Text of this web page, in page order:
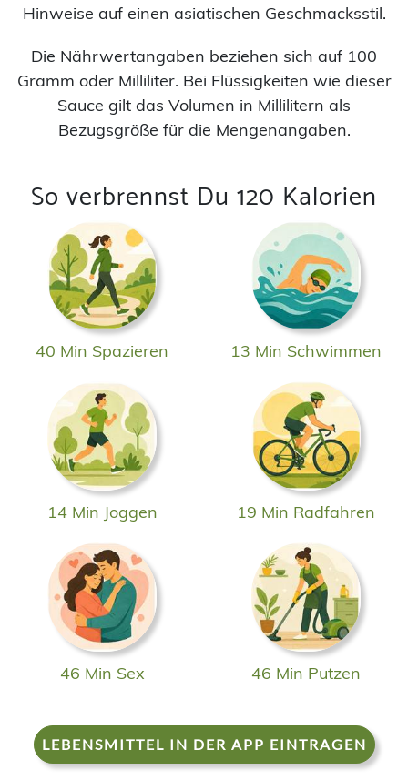
Hinweise auf einen asiatischen Geschmacksstil.
Die Nährwertangaben beziehen sich auf 100
Gramm oder Milliliter. Bei Flüssigkeiten wie dieser
Sauce gilt das Volumen in Millilitern als
Bezugsgröße für die Mengenangaben.
So verbrennst Du 120 Kalorien
40 Min Spazieren 13 Min Schwimmen
14 Min Joggen 19 Min Radfahren
46 Min Sex 46 Min Putzen
LEBENSMITTEL IN DER APP EINTRAGEN